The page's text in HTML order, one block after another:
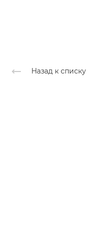
Назад к списку